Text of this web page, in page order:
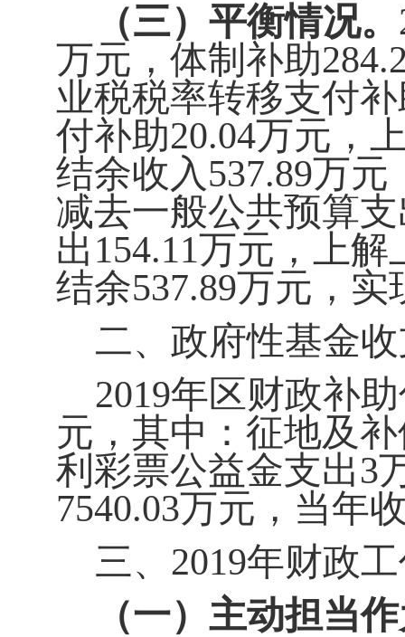
（三）平衡情况。
万元，体制补助
业税税率转移支付
付补助20.04万元，
结余收入537.89万元
减去一般公共预算
出154.11万元，上解
结余537.89万元，实
二、政府性基金
2019年区财政补
元，其中：征地及
利彩票公益金支出3
7540.03万元，当年
三、2019年财政
（一）主动担当